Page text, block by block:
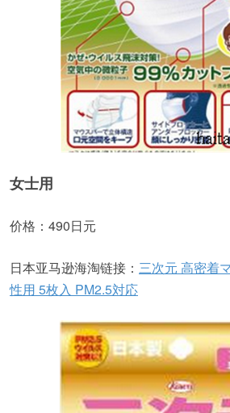
女士用
价格：490日元
日本亚马逊海淘链接： 三次元 高密着
性用 5枚入 PM2.5対応